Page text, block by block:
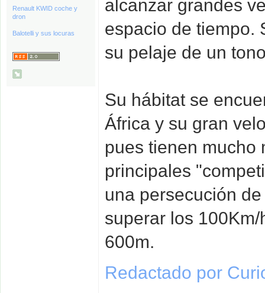
Renault KWID coche y
dron
Balotelli y sus locuras
alcanzar grandes
espacio de tiempo.
su pelaje de un
Su hábitat se
África y su gran
pues tienen mucho
principales
una persecución
superar los
600m.
Redactado por